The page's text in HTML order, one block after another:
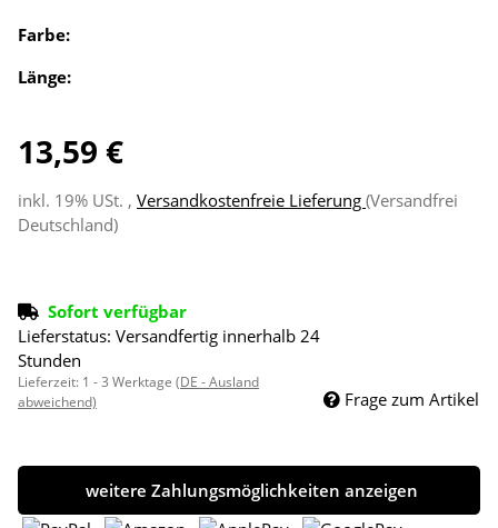
Farbe:
Länge:
13,59 €
inkl. 19% USt. , Versandkostenfreie Lieferung (Versandfrei
Deutschland)
Sofort verfügbar
Lieferstatus: Versandfertig innerhalb 24
Stunden
Lieferzeit: 1 - 3 Werktage (DE - Ausland
abweichend)
Frage zum Artikel
weitere Zahlungsmöglichkeiten anzeigen